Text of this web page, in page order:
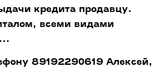
кредита продавцу.
всеми видами
89192290619 Алексей,